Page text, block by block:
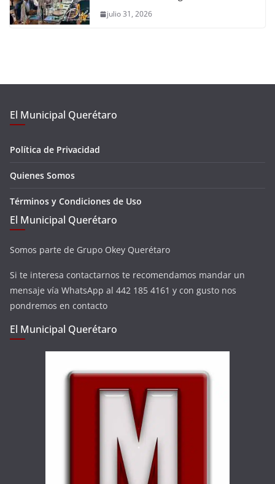
julio 31, 2026
El Municipal Querétaro
Política de Privacidad
Quienes Somos
Términos y Condiciones de Uso
El Municipal Querétaro
Somos parte de Grupo Okey Querétaro
Si te interesa contactarnos te recomendamos mandar un
mensaje vía WhatsApp al 442 185 4161 y con gusto nos
pondremos en contacto
El Municipal Querétaro